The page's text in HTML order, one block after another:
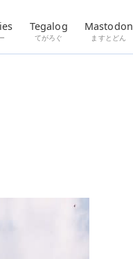
Tegalog
てがろぐ
Mastodon
ますとどん